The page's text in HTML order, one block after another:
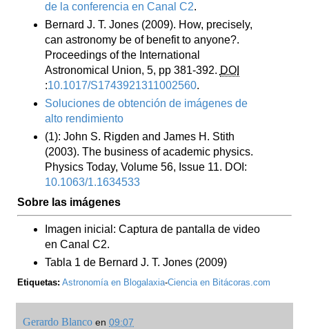
de la conferencia en Canal C2.
Bernard J. T. Jones (2009). How, precisely,
can astronomy be of benefit to anyone?.
Proceedings of the International
Astronomical Union, 5, pp 381-392. DOI
:10.1017/S1743921311002560.
Soluciones de obtención de imágenes de
alto rendimiento
(1): John S. Rigden and James H. Stith
(2003). The business of academic physics.
Physics Today, Volume 56, Issue 11. DOI:
10.1063/1.1634533
Sobre las imágenes
Imagen inicial: Captura de pantalla de video
en Canal C2.
Tabla 1 de Bernard J. T. Jones (2009)
Etiquetas: Astronomía en Blogalaxia-Ciencia en Bitácoras.com
Gerardo Blanco en 09:07